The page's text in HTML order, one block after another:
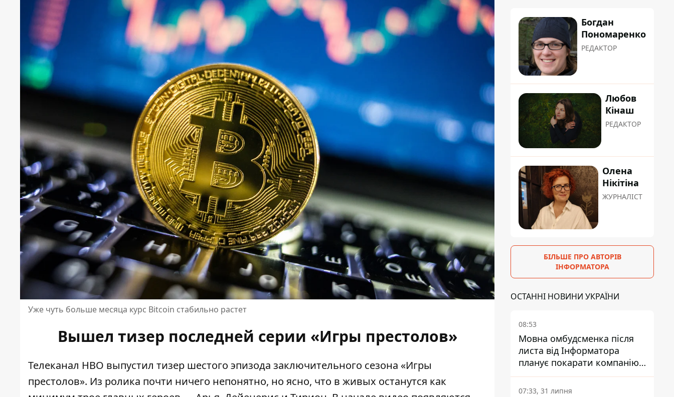
Уже чуть больше месяца курс Bitcoin стабильно растет
Вышел тизер последней серии «Игры престолов»
Телеканал HBO выпустил тизер шестого эпизода заключительного сезона «Игры
престолов». Из ролика почти ничего непонятно, но ясно, что в живых останутся как
Богдан
Пономаренко
РЕДАКТОР
Любов
Кінаш
РЕДАКТОР
Олена
Нікітіна
ЖУРНАЛІСТ
БІЛЬШЕ ПРО АВТОРІВ
ІНФОРМАТОРА
ОСТАННІ НОВИНИ УКРАЇНИ
08:53
Мовна омбудсменка після
листа від Інформатора
планує покарати компанію-
підрядника ПриватБанку
07:33, 31 липня